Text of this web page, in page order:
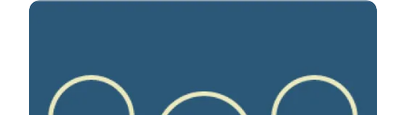
Interessent-analyse